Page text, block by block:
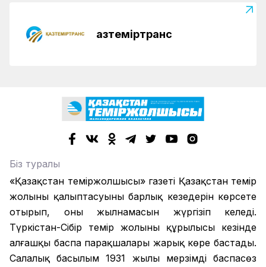
Қазтеміртранс
Біз туралы
«Қазақстан теміржолшысы» газеті Қазақстан темір
жолының қалыптасуының барлық кезеңдерін көрсете
отырып, оның жылнамасын жүргізіп келеді.
Түркістан-Сібір темір жолының құрылысы кезінде
алғашқы баспа парақшалары жарық көре бастады.
Салалық басылым 1931 жылы мерзімді баспасөз